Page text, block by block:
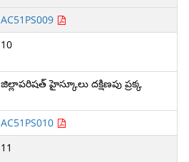
AC51PS009
10
జిల్లాపరిషత్ హైస్కూలు దక్షిణపు ప్రక్క
AC51PS010
11